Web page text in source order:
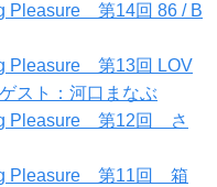
Pleasure 第14回 86 / B
Pleasure 第13回 LOV
スト：河口まなぶ
Pleasure 第12回 さ
Pleasure 第11回 箱